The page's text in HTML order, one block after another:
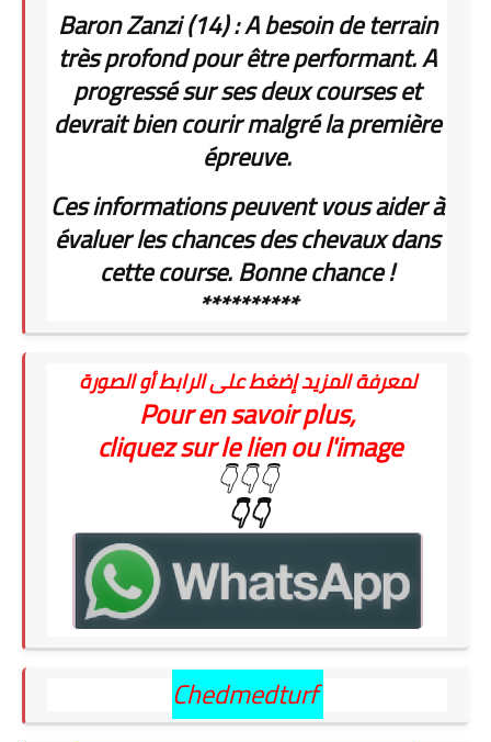
Baron Zanzi (14) : A besoin de terrain
très profond pour être performant. A
progressé sur ses deux courses et
devrait bien courir malgré la première
épreuve.
Ces informations peuvent vous aider à
évaluer les chances des chevaux dans
cette course. Bonne chance !
**********
لمعرفة المزيد إضغط على الرابط أو الصورة
Pour en savoir plus,
cliquez sur le lien ou l'image
👇👇👇
👇👇
Chedmedturf